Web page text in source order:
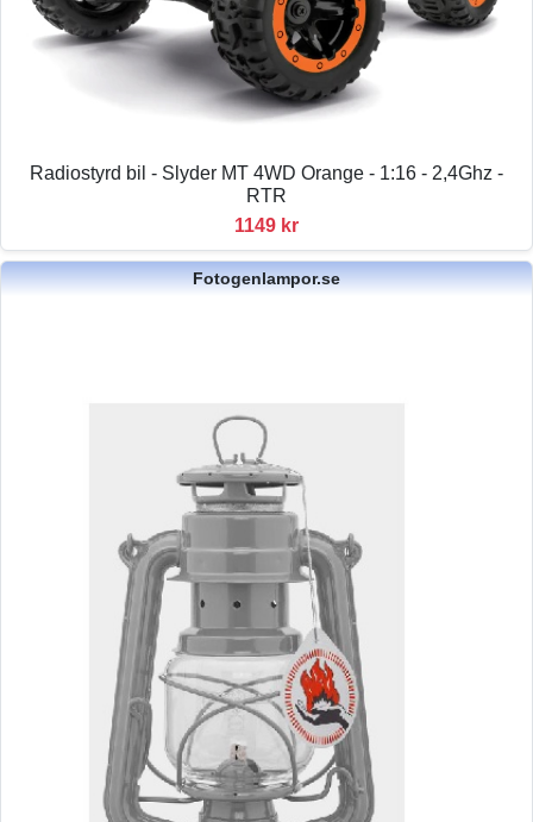
Radiostyrd bil - Slyder MT 4WD Orange - 1:16 - 2,4Ghz -
RTR
1149 kr
Fotogenlampor.se